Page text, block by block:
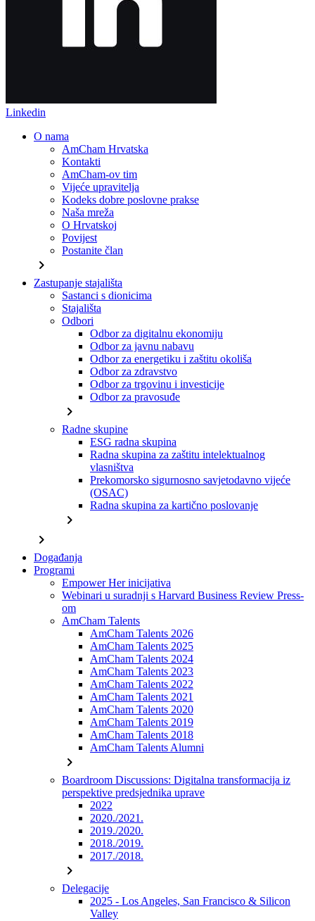
Linkedin
O nama
AmCham Hrvatska
Kontakti
AmCham-ov tim
Vijeće upravitelja
Kodeks dobre poslovne prakse
Naša mreža
O Hrvatskoj
Povijest
Postanite član
chevron_right
Zastupanje stajališta
Sastanci s dionicima
Stajališta
Odbori
Odbor za digitalnu ekonomiju
Odbor za javnu nabavu
Odbor za energetiku i zaštitu okoliša
Odbor za zdravstvo
Odbor za trgovinu i investicije
Odbor za pravosuđe
chevron_right
Radne skupine
ESG radna skupina
Radna skupina za zaštitu intelektualnog
vlasništva
Prekomorsko sigurnosno savjetodavno vijeće
(OSAC)
Radna skupina za kartično poslovanje
chevron_right
chevron_right
Događanja
Programi
Empower Her inicijativa
Webinari u suradnji s Harvard Business Review Press-
om
AmCham Talents
AmCham Talents 2026
AmCham Talents 2025
AmCham Talents 2024
AmCham Talents 2023
AmCham Talents 2022
AmCham Talents 2021
AmCham Talents 2020
AmCham Talents 2019
AmCham Talents 2018
AmCham Talents Alumni
chevron_right
Boardroom Discussions: Digitalna transformacija iz
perspektive predsjednika uprave
2022
2020./2021.
2019./2020.
2018./2019.
2017./2018.
chevron_right
Delegacije
2025 - Los Angeles, San Francisco & Silicon
Valley